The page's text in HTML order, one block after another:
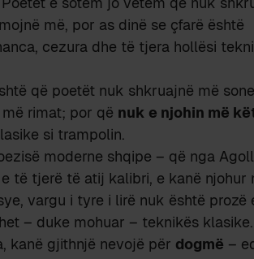
më, por as dinë se çfarë është
cezura dhe të tjera hollësi
që poetët nuk shkruajnë më
rimat; por që nuk e njohin më
si trampolin.
moderne shqipe – që nga
të tjerë të atij kalibri, e kanë njohur
vargu i tyre i lirë nuk është prozë
– duke mohuar – teknikës klasike.
kanë gjithnjë nevojë për dogmë –